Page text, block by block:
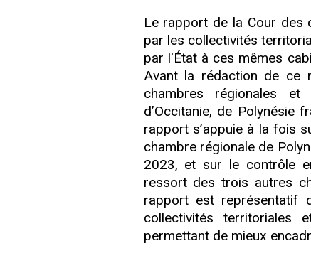
Le rapport de la Cour des
par les collectivités
par l'État à ces mêmes
Avant la rédaction de ce
chambres régionales et
d’Occitanie, de Polynésie
rapport s’appuie à la fois
chambre régionale de
2023, et sur le contrôle
ressort des trois autres
rapport est représentatif
collectivités territoriales
permettant de mieux